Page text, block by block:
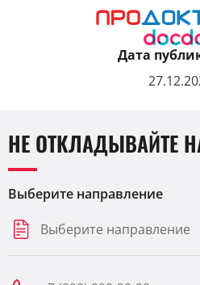
Дата
НЕ ОТКЛАДЫВАЙТЕ
Выберите направление
Выберите направление